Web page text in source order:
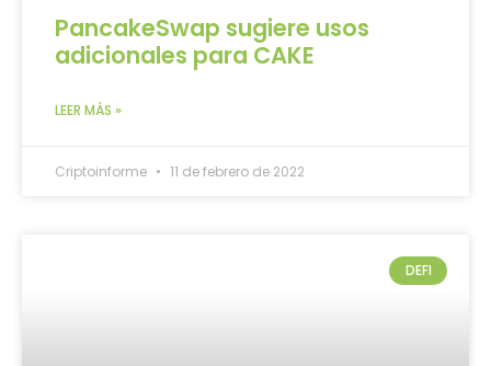
PancakeSwap sugiere usos
adicionales para CAKE
LEER MÁS »
Criptoinforme 11 de febrero de 2022
DEFI